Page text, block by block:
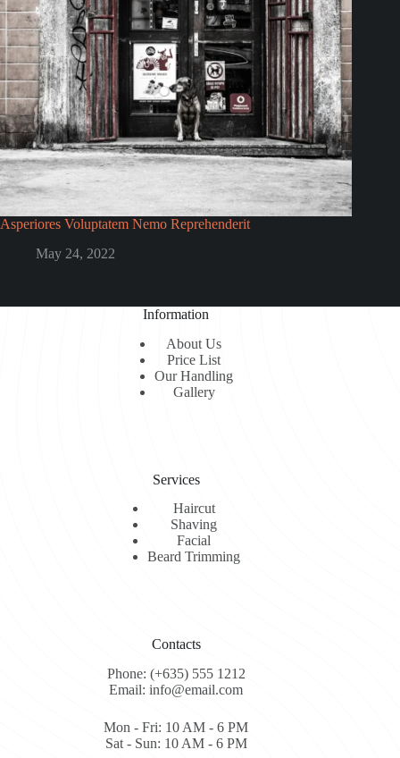
Asperiores Voluptatem Nemo Reprehenderit
May 24, 2022
Information
About Us
Price List
Our Handling
Gallery
Services
Haircut
Shaving
Facial
Beard Trimming
Contacts
Phone: (+635) 555 1212
Email: info@email.com
Mon - Fri: 10 AM - 6 PM
Sat - Sun: 10 AM - 6 PM